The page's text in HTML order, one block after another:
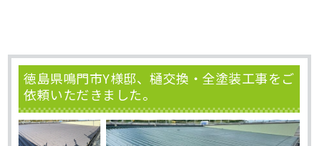
徳島県鳴門市Y様邸、樋交換・全塗装工事をご
依頼いただきました。